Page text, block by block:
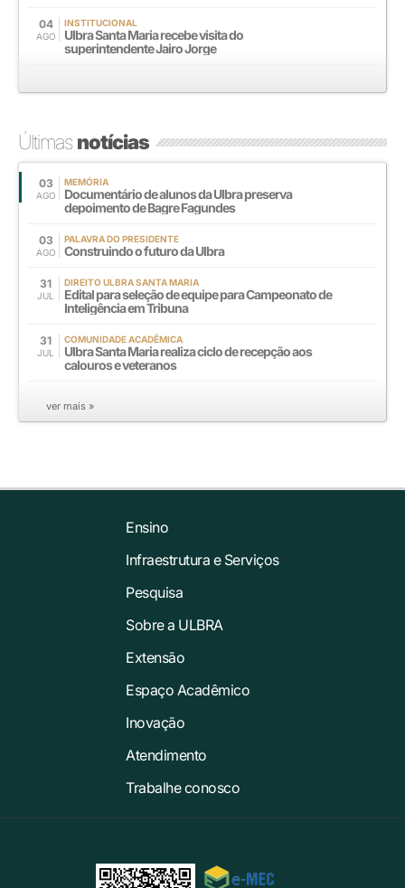
04
AGO
INSTITUCIONAL
Ulbra Santa Maria recebe visita do
superintendente Jairo Jorge
Últimasnotícias
03
AGO
MEMÓRIA
Documentário de alunos da Ulbra preserva
depoimento de Bagre Fagundes
03
AGO
PALAVRA DO PRESIDENTE
Construindo o futuro da Ulbra
31
JUL
DIREITO ULBRA SANTA MARIA
Edital para seleção de equipe para Campeonato de
Inteligência em Tribuna
31
JUL
COMUNIDADE ACADÊMICA
Ulbra Santa Maria realiza ciclo de recepção aos
calouros e veteranos
ver mais »
Ensino
Infraestrutura e Serviços
Pesquisa
Sobre a ULBRA
Extensão
Espaço Acadêmico
Inovação
Atendimento
Trabalhe conosco